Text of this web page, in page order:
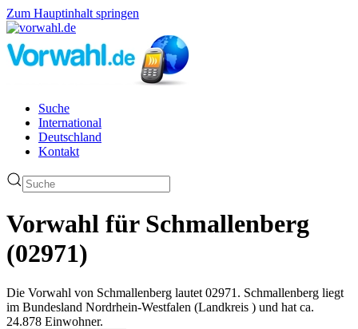
Zum Hauptinhalt springen
Suche
International
Deutschland
Kontakt
Vorwahl für Schmallenberg
(02971)
Die Vorwahl von Schmallenberg lautet 02971. Schmallenberg liegt
im Bundesland Nordrhein-Westfalen (Landkreis ) und hat ca.
24.878 Einwohner.